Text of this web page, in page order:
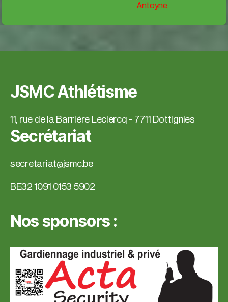
Antoyne
JSMC Athlétisme
11, rue de la Barrière Leclercq - 7711 Dottignies
Secrétariat
secretariat@jsmc.be
BE32 1091 0153 5902
Nos sponsors :